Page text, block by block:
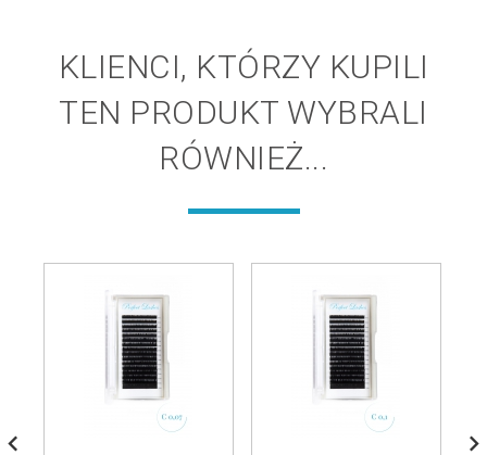
KLIENCI, KTÓRZY KUPILI
TEN PRODUKT WYBRALI
RÓWNIEŻ...